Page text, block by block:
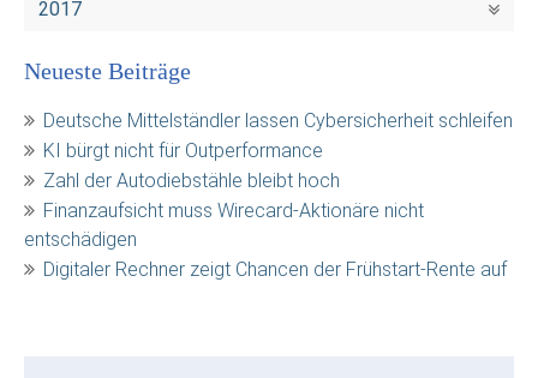
2017
Neueste Beiträge
Deutsche Mittelständler lassen Cybersicherheit schleifen
KI bürgt nicht für Outperformance
Zahl der Autodiebstähle bleibt hoch
Finanzaufsicht muss Wirecard-Aktionäre nicht
entschädigen
Digitaler Rechner zeigt Chancen der Frühstart-Rente auf